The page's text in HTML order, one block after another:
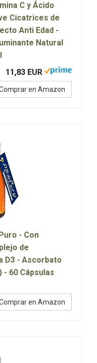
C y Ácido
Cicatrices de
Anti Edad -
Natural
11,83 EUR
en Amazon
- Con
de
D3 - Ascorbato
- 60 Cápsulas
en Amazon